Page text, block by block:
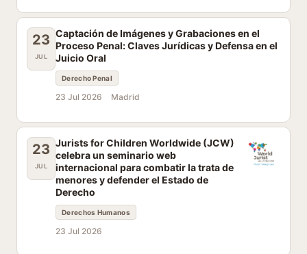
23
JUL
Captación de Imágenes y Grabaciones en el
Proceso Penal: Claves Jurídicas y Defensa en el
Juicio Oral
Derecho Penal
23 Jul 2026 Madrid
23
JUL
Jurists for Children Worldwide (JCW)
celebra un seminario web
internacional para combatir la trata de
menores y defender el Estado de
Derecho
Derechos Humanos
23 Jul 2026